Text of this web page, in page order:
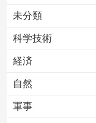
未分類
科学技術
経済
自然
軍事